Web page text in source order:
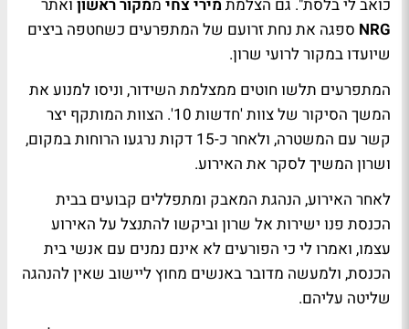
כואב לי בלסת". גם הצלמת מירי צחי ממקור ראשון ואתר
NRG ספגה את נחת זרועם של המתפרעים כשחטפה ביצים
שיועדו במקור לרועי שרון.
המתפרעים תלשו חוטים ממצלמת השידור, וניסו למנוע את
המשך הסיקור של צוות 'חדשות 10'. הצוות המותקף יצר
קשר עם המשטרה, ולאחר כ-15 דקות נרגעו הרוחות במקום,
ושרון המשיך לסקר את האירוע.
לאחר האירוע, הנהגת המאבק ומתפללים קבועים בבית
הכנסת פנו ישירות אל שרון וביקשו להתנצל על האירוע
עצמו, ואמרו לי כי הפורעים לא אינם נמנים עם אנשי בית
הכנסת, ולמעשה מדובר באנשים מחוץ ליישוב שאין להנהגה
שליטה עליהם.